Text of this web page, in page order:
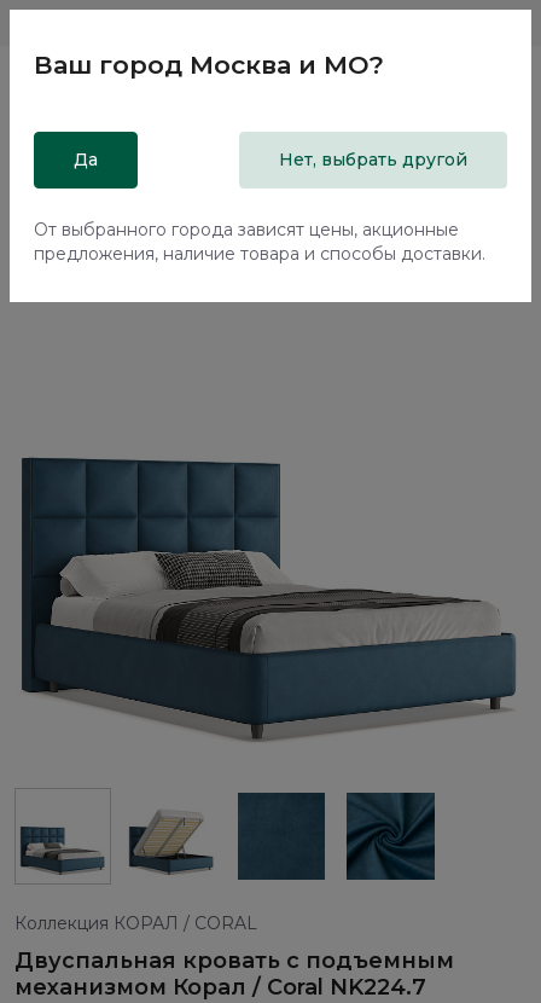
Главная
Кровати
Двуспальная кровать с подъемным механизмом Корал /
Коллекция КОРАЛ / CORAL
Двуспальная кровать с подъемным
механизмом Корал / Coral NK224.7
Ваш город Москва и МО?
Да Нет, выбрать другой
От выбранного города зависят цены, акционные
предложения, наличие товара и способы доставки.